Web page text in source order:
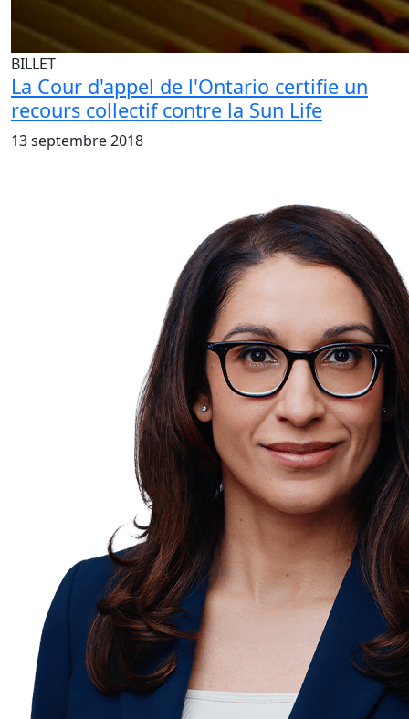
BILLET
La Cour d'appel de l'Ontario certifie un
recours collectif contre la Sun Life
13 septembre 2018